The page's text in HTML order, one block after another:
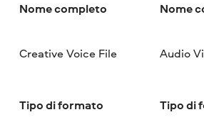
Nome completo
Creative Voice File
Tipo di formato
Nome
Audio
Tipo di